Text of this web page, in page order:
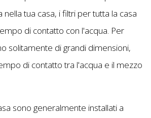
nella tua casa, i filtri per tutta la casa
di contatto con l'acqua. Per
solitamente di grandi dimensioni,
di contatto tra l'acqua e il mezzo
sono generalmente installati a